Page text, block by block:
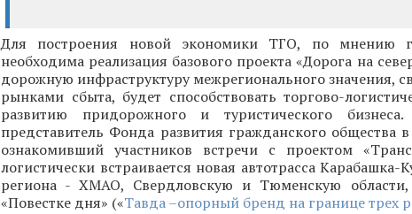
Для построения новой экономики ТГО, по мнению
необходима реализация базового проекта «Дорога на
дорожную инфраструктуру межрегионального значения,
рынками сбыта, будет способствовать торгово-
развитию придорожного и туристического
представитель Фонда развития гражданского общества
ознакомивший участников встречи с проектом
логистически встраивается новая автотрасса
региона - ХМАО, Свердловскую и Тюменскую
«Повестке дня» («Тавда –опорный бренд на границе трех